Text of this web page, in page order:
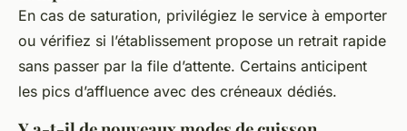
En cas de saturation, privilégiez le service à emporter
ou vérifiez si l’établissement propose un retrait rapide
sans passer par la file d’attente. Certains anticipent
les pics d’affluence avec des créneaux dédiés.